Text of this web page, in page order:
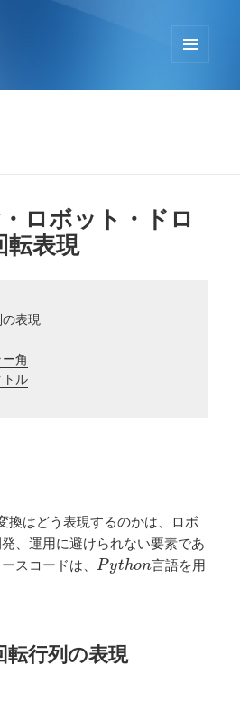
ーとウ
ロボット・ドロ
転表現
表現
角
ル
換はどう表現するのかは、ロボ
、運用に避けられない要素であ
スコードは、Python
Python言語を用
転行列の表現